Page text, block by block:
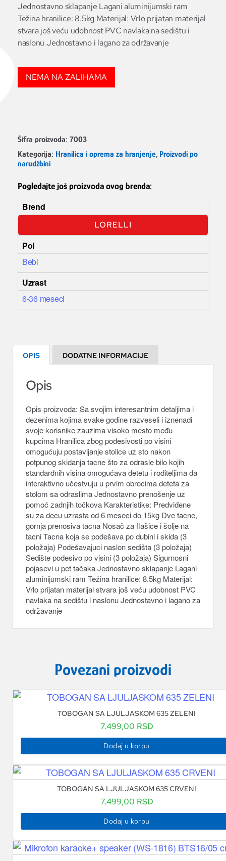
Jednostavno sklapanje Lagani aluminijumski ram
Težina hranilice: 8.5kg Materijal: Vrlo prijatan materijal
stvara još veću udobnost PVC navlaka na sedištu i
naslonu Jednostavno i lagano za održavanje
NEMA NA ZALIHAMA
Šifra proizvoda: 7003
Kategorija: Hranilica i oprema za hranjenje, Proizvodi po
narudžbini
Pogledajte još proizvoda ovog brenda:
Brend
LORELLI
Pol
Bebi
Uzrast
6-36 meseci
OPIS DODATNE INFORMACIJE
Opis
Opis proizvoda: Sa svojim interesantnim detaljima i
dezenima kojima svake godine razveseli i iznenadi
svoje korisnike zauzima visoko mesto među
kupcima Hranilica zbog podesivosti po visini
omogućuju postavljanje stolice uz sto nakon
potpunog skidanja tacne što za odrasle bilo kojih
standardnih visina omogućava detetu i roditeljima da
interaktivno učestvuju u prvim obrocima deteta za
stolom sa odraslima Jednostavno prenošenje uz
pomoć zadnjih točkova Karakteristike: Predviđene
su za decu uzrasta od 6 meseci do 15kg Dve tacne,
gornja prenosiva tacna Nosač za flašice i šolje na
tacni Tacna koja se podešava po dubini i skida (3
položaja) Podešavajuci naslon sedišta (3 položaja)
Sedište podesivo po visini (3 položaja) Sigurnosni
pojasevi u pet tačaka Jednostavno sklapanje Lagani
aluminijumski ram Težina hranilice: 8.5kg Materijal:
Vrlo prijatan materijal stvara još veću udobnost PVC
navlaka na sedištu i naslonu Jednostavno i lagano za
održavanje
Povezani proizvodi
TOBOGAN SA LJULJASKOM 635 ZELENI
7.499,00 RSD
Dodaj u korpu
TOBOGAN SA LJULJASKOM 635 CRVENI
7.499,00 RSD
Dodaj u korpu